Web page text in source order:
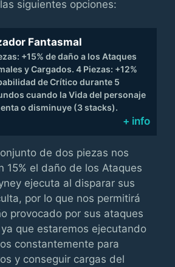
siguientes opciones:
Fantasmal
+15% de daño a los Ataques
y Cargados. 4 Piezas: +12%
de Crítico durante 5
cuando la Vida del personaje
o disminuye (3 stacks).
+ info
de dos piezas nos
15% el daño de los Ataques
ejecuta al disparar sus
por lo que nos permitirá
provocado por sus ataques
que estaremos ejecutando
constantemente para
y conseguir cargas del